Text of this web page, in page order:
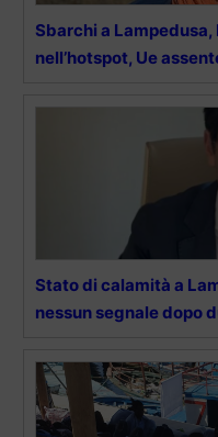
Sbarchi a
nell’hotspot, Ue
Stato di calamità a
nessun segnale dopo